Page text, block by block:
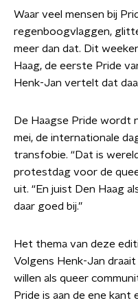
Waar veel mensen bij
regenboogvlaggen,
meer dan dat. Dit
Haag, de eerste Pride
Henk-Jan vertelt dat
De Haagse Pride wordt
mei, de internationale
transfobie. “Dat is
protestdag voor de
uit. “En juist Den Haag
daar goed bij.”
Het thema van deze
Volgens Henk-Jan
willen als queer
Pride is aan de ene